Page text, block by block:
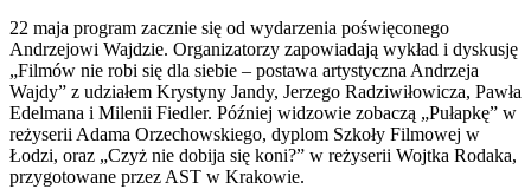
22 maja program zacznie się od wydarzenia poświęconego
Andrzejowi Wajdzie. Organizatorzy zapowiadają wykład i dyskusję
„Filmów nie robi się dla siebie – postawa artystyczna Andrzeja
Wajdy” z udziałem Krystyny Jandy, Jerzego Radziwiłowicza, Pawła
Edelmana i Milenii Fiedler. Później widzowie zobaczą „Pułapkę” w
reżyserii Adama Orzechowskiego, dyplom Szkoły Filmowej w
Łodzi, oraz „Czyż nie dobija się koni?” w reżyserii Wojtka Rodaka,
przygotowane przez AST w Krakowie.